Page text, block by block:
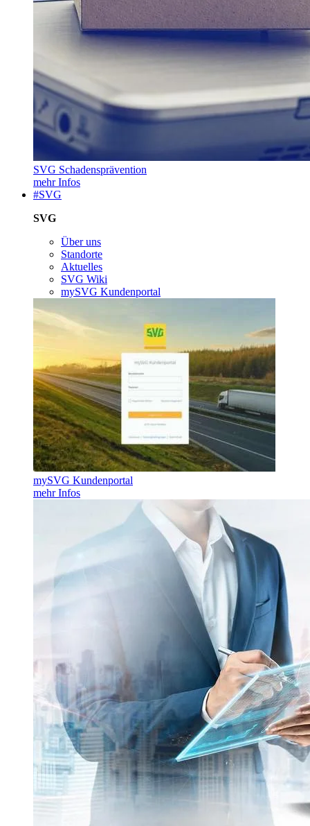
SVG Schadensprävention
mehr Infos
#SVG
SVG
Über uns
Standorte
Aktuelles
SVG Wiki
mySVG Kundenportal
mySVG Kundenportal
mehr Infos